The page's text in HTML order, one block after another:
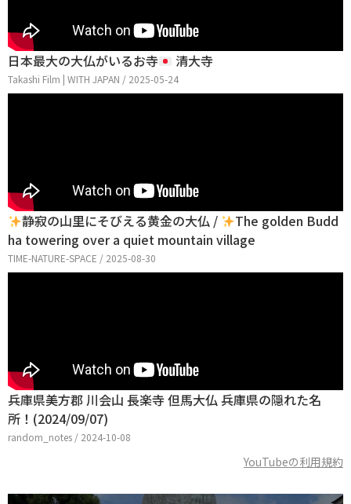
日本最大の大仏がいるお寺 清大寺
Takashi Film | WITH JAPAN / 2025-05-24
️静寂の山里にそびえる黄金の大仏 /
The golden Budd
ha towering over a quiet mountain village
TIME-NATURE-SPACE / 2025-08-30
兵庫県美方郡 川会山 長楽寺 但馬大仏 兵庫県の隠れた名
所！(2024/09/07)
random_notes / 2024-10-08
YouTubeの利用規約